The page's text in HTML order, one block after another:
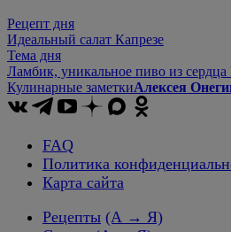
Рецепт дня
Идеальный салат Капрезе
Тема дня
Ламбик, уникальное пиво из сердца
Кулинарные заметкиАлексея
FAQ
Политика
Карта сайта
Рецепты (А → Я)